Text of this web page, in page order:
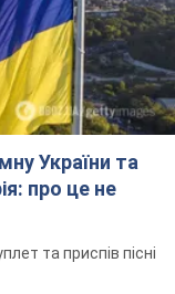
України та
про це не
та приспів пісні